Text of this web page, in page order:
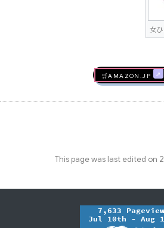
女ひ
🛒AMAZON.jp
This page was last edited on